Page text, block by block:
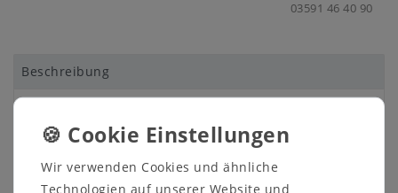
03591 46 40 90
Beschreibung
Weitere Details
Wir verwenden Cookies und ähnliche
Technologien auf unserer Website und